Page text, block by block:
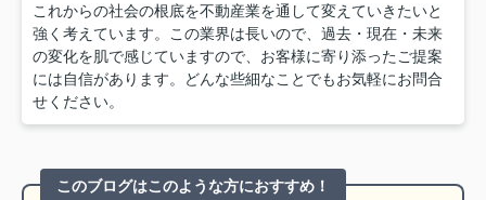
これからの社会の根底を不動産業を通して変えていきたいと
強く考えています。この業界は長いので、過去・現在・未来
の変化を肌で感じていますので、お客様に寄り添ったご提案
には自信があります。どんな些細なことでもお気軽にお問合
せください。
このブログはこのような方におすすめ！